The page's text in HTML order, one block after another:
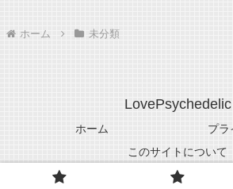
ホーム 未分類
LovePsychedelic
ホーム
プラ
このサイトについて
© 2005-2026